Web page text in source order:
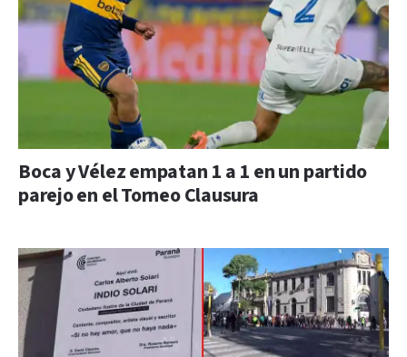
Boca y Vélez empatan 1 a 1 en un partido
parejo en el Torneo Clausura